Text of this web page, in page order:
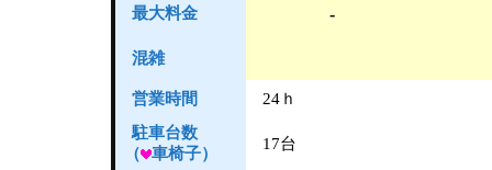
最大料金 -
混雑
営業時間
24ｈ
駐車台数
（
車椅子）
17台